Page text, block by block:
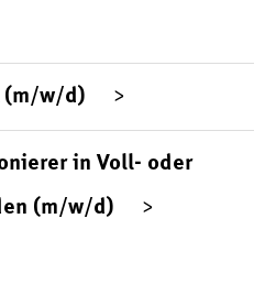
(m/w/d)
in Voll- oder
(m/w/d)